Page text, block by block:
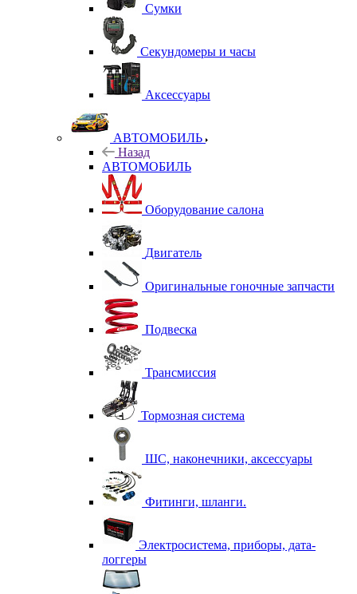
Сумки
Секундомеры и часы
Аксессуары
АВТОМОБИЛЬ
Назад
АВТОМОБИЛЬ
Оборудование салона
Двигатель
Оригинальные гоночные запчасти
Подвеска
Трансмиссия
Тормозная система
ШС, наконечники, аксессуары
Фитинги, шланги.
Электросистема, приборы, дата-
логгеры